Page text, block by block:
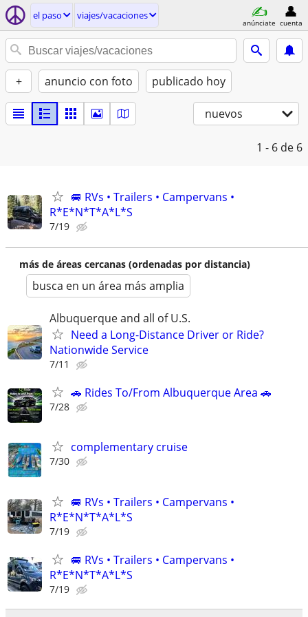
el paso viajes/vacaciones
anúnciate cuenta
+ anuncio con foto publicado hoy
nuevos
1 - 6 de 6
🚐 RVs • Trailers • Campervans •
R*E*N*T*A*L*S
7/19
más de áreas cercanas (ordenadas por distancia)
busca en un área más amplia
Albuquerque and all of U.S.
Need a Long-Distance Driver or Ride?
Nationwide Service
7/11
🚗 Rides To/From Albuquerque Area 🚗
7/28
complementary cruise
7/30
🚐 RVs • Trailers • Campervans •
R*E*N*T*A*L*S
7/19
🚐 RVs • Trailers • Campervans •
R*E*N*T*A*L*S
7/19